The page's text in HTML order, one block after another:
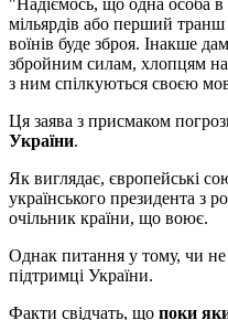
"Надіємось, що одна особа
мільярдів або перший транш
воїнів буде зброя. Інакше
збройним силам, хлопцям
з ним спілкуються своєю
Ця заява з присмаком
України.
Як виглядає, європейські
українського президента з
очільник країни, що воює.
Однак питання у тому, чи не
підтримці України.
Факти свідчать, що поки